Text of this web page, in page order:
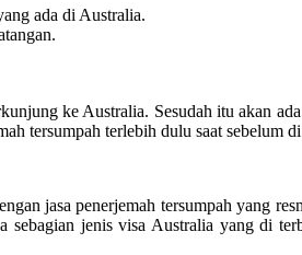
ada di Australia.
ke Australia. Sesudah itu akan
tersumpah terlebih dulu saat sebelum
jasa penerjemah tersumpah yang
jenis visa Australia yang di